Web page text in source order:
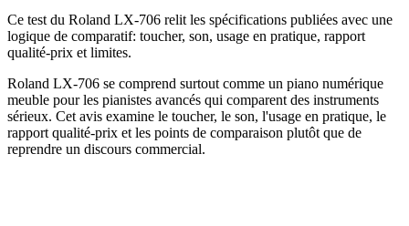
Ce test du Roland LX-706 relit les spécifications publiées avec une
logique de comparatif: toucher, son, usage en pratique, rapport
qualité-prix et limites.
Roland LX-706 se comprend surtout comme un piano numérique
meuble pour les pianistes avancés qui comparent des instruments
sérieux. Cet avis examine le toucher, le son, l'usage en pratique, le
rapport qualité-prix et les points de comparaison plutôt que de
reprendre un discours commercial.